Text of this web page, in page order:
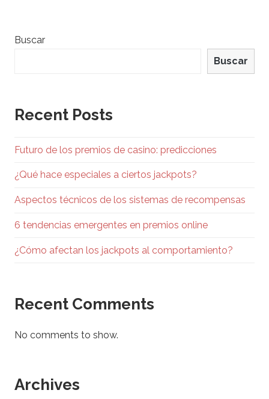
Buscar
Buscar
Recent Posts
Futuro de los premios de casino: predicciones
¿Qué hace especiales a ciertos jackpots?
Aspectos técnicos de los sistemas de recompensas
6 tendencias emergentes en premios online
¿Cómo afectan los jackpots al comportamiento?
Recent Comments
No comments to show.
Archives